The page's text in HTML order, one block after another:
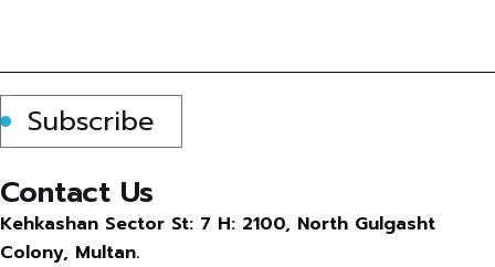
Subscribe
Contact Us
Kehkashan Sector St: 7 H: 2100, North Gulgasht
Colony, Multan.